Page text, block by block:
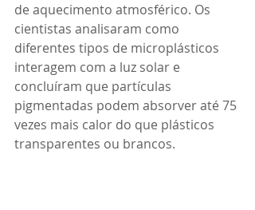
de aquecimento atmosférico. Os
cientistas analisaram como
diferentes tipos de microplásticos
interagem com a luz solar e
concluíram que partículas
pigmentadas podem absorver até 75
vezes mais calor do que plásticos
transparentes ou brancos.